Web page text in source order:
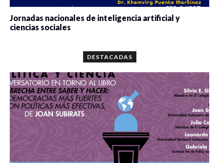
Jornadas nacionales de inteligencia artificial y
ciencias sociales
DESTACADAS